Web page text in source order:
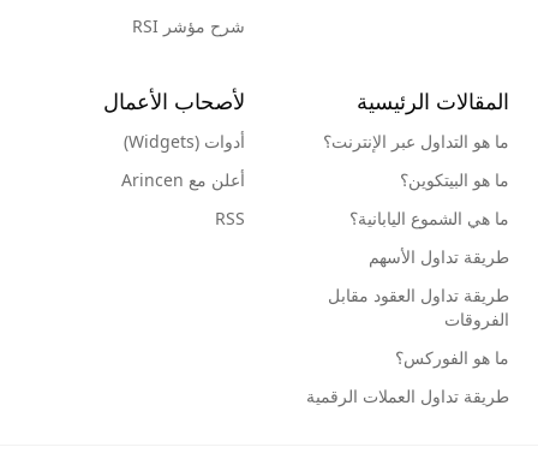
شرح مؤشر RSI
المقالات الرئيسية
ما هو التداول عبر الإنترنت؟
ما هو البيتكوين؟
ما هي الشموع اليابانية؟
طريقة تداول الأسهم
طريقة تداول العقود مقابل
الفروقات
ما هو الفوركس؟
طريقة تداول العملات الرقمية
لأصحاب الأعمال
أدوات (Widgets)
أعلن مع Arincen
RSS